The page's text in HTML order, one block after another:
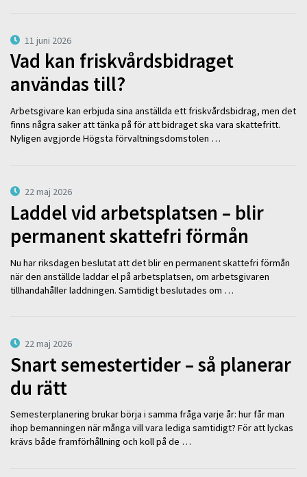
11 juni 2026
Vad kan friskvårdsbidraget
användas till?
Arbetsgivare kan erbjuda sina anställda ett friskvårdsbidrag, men det
finns några saker att tänka på för att bidraget ska vara skattefritt.
Nyligen avgjorde Högsta förvaltningsdomstolen …
22 maj 2026
Laddel vid arbetsplatsen – blir
permanent skattefri förmån
Nu har riksdagen beslutat att det blir en permanent skattefri förmån
när den anställde laddar el på arbetsplatsen, om arbetsgivaren
tillhandahåller laddningen. Samtidigt beslutades om …
22 maj 2026
Snart semestertider – så planerar
du rätt
Semesterplanering brukar börja i samma fråga varje år: hur får man
ihop bemanningen när många vill vara lediga samtidigt? För att lyckas
krävs både framförhållning och koll på de …